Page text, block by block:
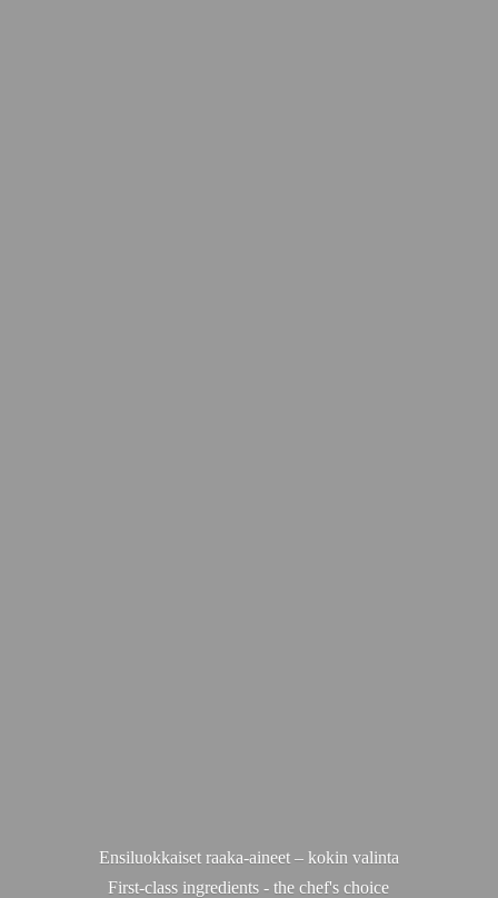
Ensiluokkaiset raaka-aineet – kokin valinta
First-class ingredients - the chef's choice